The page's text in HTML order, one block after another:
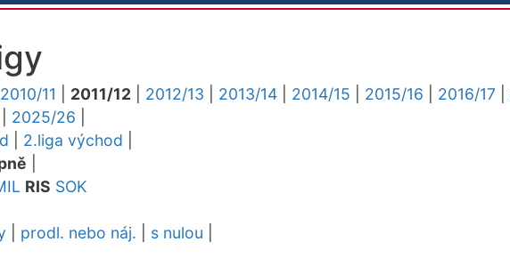
2010/11 2011/12 2012/13 2013/14 2014/15 2015/16 2016/17
2025/26
2.liga východ
RIS SOK
prodl. nebo náj. s nulou